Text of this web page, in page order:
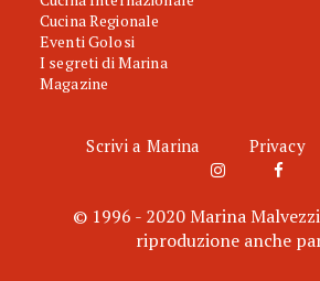
Cucina Regionale
Eventi Golosi
I segreti di Marina
Magazine
Scrivi a Marina Privacy
© 1996 - 2020 Marina
riproduzione anche